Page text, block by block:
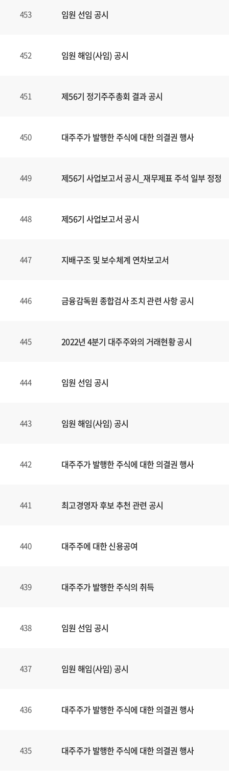
453 임원 선임 공시
452 임원 해임(사임) 공시
451 제56기 정기주주총회 결과 공시
450 대주주가 발행한 주식에 대한 의결권 행사
449 제56기 사업보고서 공시_재무제표 주석 일부 정정
448 제56기 사업보고서 공시
447 지배구조 및 보수체계 연차보고서
446 금융감독원 종합검사 조치 관련 사항 공시
445 2022년 4분기 대주주와의 거래현황 공시
444 임원 선임 공시
443 임원 해임(사임) 공시
442 대주주가 발행한 주식에 대한 의결권 행사
441 최고경영자 후보 추천 관련 공시
440 대주주에 대한 신용공여
439 대주주가 발행한 주식의 취득
438 임원 선임 공시
437 임원 해임(사임) 공시
436 대주주가 발행한 주식에 대한 의결권 행사
435 대주주가 발행한 주식에 대한 의결권 행사